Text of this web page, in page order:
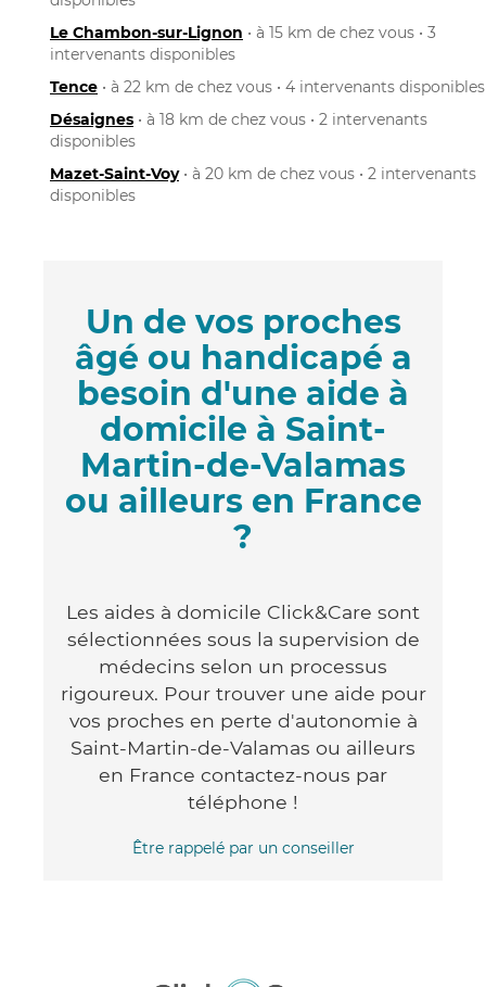
Le Chambon-sur-Lignon • à 15 km de chez vous • 3
intervenants disponibles
Tence • à 22 km de chez vous • 4 intervenants disponibles
Désaignes • à 18 km de chez vous • 2 intervenants
disponibles
Mazet-Saint-Voy• à 20 km de chez vous • 2 intervenants
disponibles
Un de vos proches
âgé ou handicapé a
besoin d'une aide à
domicile à Saint-
Martin-de-Valamas
ou ailleurs en France
?
Les aides à domicile Click&Care sont
sélectionnées sous la supervision de
médecins selon un processus
rigoureux. Pour trouver une aide pour
vos proches en perte d'autonomie à
Saint-Martin-de-Valamas ou ailleurs
en France contactez-nous par
téléphone !
Être rappelé par un conseiller